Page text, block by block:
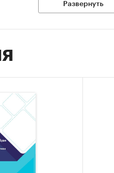
округам (с
указанный период.
по брендам в
рынка.
на рынке.
Развернуть